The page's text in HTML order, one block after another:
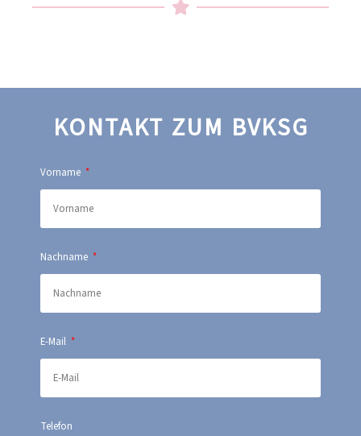
KONTAKT ZUM BVKSG
Vorname
Nachname
E-Mail
Telefon